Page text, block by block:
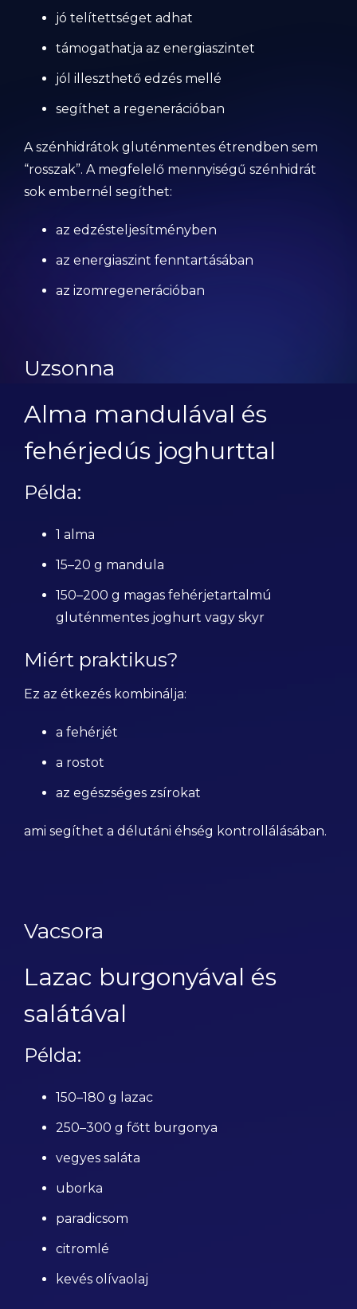
jó telítettséget adhat
támogathatja az energiaszintet
jól illeszthető edzés mellé
segíthet a regenerációban
A szénhidrátok gluténmentes étrendben sem
“rosszak”. A megfelelő mennyiségű szénhidrát
sok embernél segíthet:
az edzésteljesítményben
az energiaszint fenntartásában
az izomregenerációban
Uzsonna
Alma mandulával és
fehérjedús joghurttal
Példa:
1 alma
15–20 g mandula
150–200 g magas fehérjetartalmú
gluténmentes joghurt vagy skyr
Miért praktikus?
Ez az étkezés kombinálja:
a fehérjét
a rostot
az egészséges zsírokat
ami segíthet a délutáni éhség kontrollálásában.
Vacsora
Lazac burgonyával és
salátával
Példa:
150–180 g lazac
250–300 g főtt burgonya
vegyes saláta
uborka
paradicsom
citromlé
kevés olívaolaj